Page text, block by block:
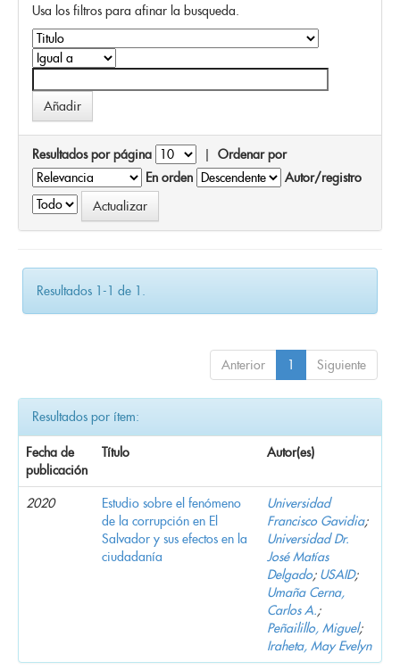
Usa los filtros para afinar la busqueda.
Resultados por página | Ordenar por
En orden
Autor/registro
Resultados 1-1 de 1.
Anterior 1 Siguiente
Resultados por ítem:
Fecha de
publicación
Título Autor(es)
2020
Estudio sobre el fenómeno
de la corrupción en El
Salvador y sus efectos en la
ciudadanía
Universidad
Francisco Gavidia;
Universidad Dr.
José Matías
Delgado; USAID;
Umaña Cerna,
Carlos A.;
Peñailillo, Miguel;
Iraheta, May Evelyn